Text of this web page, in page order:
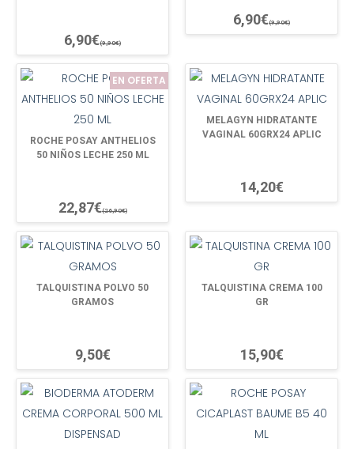
6,90€(9,90€)
6,90€(9,90€)
EN OFERTA
ROCHE POSAY ANTHELIOS
50 NIÑOS LECHE 250 ML
22,87€(26,90€)
MELAGYN HIDRATANTE
VAGINAL 60GRX24 APLIC
14,20€
TALQUISTINA POLVO 50
GRAMOS
9,50€
TALQUISTINA CREMA 100
GR
15,90€